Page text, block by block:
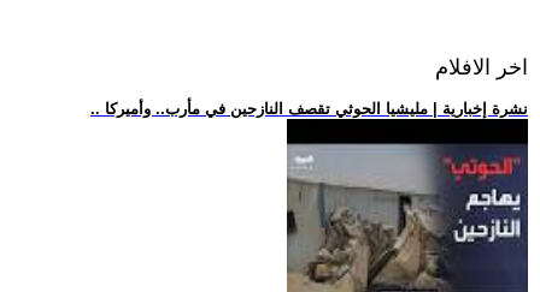
اخر الافلام
.. نشرة إخبارية | مليشيا الحوثي تقصف النازحين في مأرب.. وأميركا